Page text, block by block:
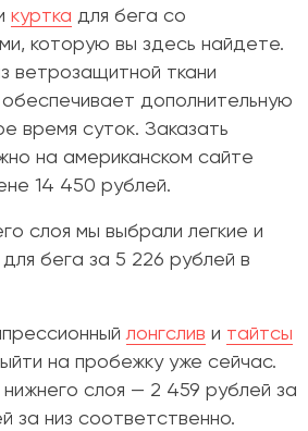
куртка для бега со
которую вы здесь найдете.
ветрозащитной ткани
дополнительную
время суток. Заказать
на американском сайте
14 450 рублей.
слоя мы выбрали легкие и
для бега за 5 226 рублей в
лонгслив и тайтсы
на пробежку уже сейчас.
слоя — 2 459 рублей за
за низ соответственно.